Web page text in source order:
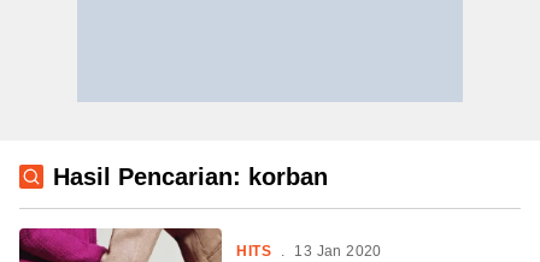
Hasil Pencarian: korban
HITS . 13 Jan 2020